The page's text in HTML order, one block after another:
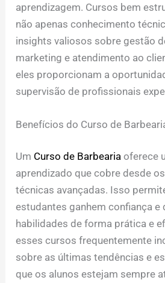
aprendizagem. Cursos bem
não apenas conhecimento
insights valiosos sobre gestão
marketing e atendimento ao
eles proporcionam a
supervisão de profissionais
Benefícios do Curso de
Um Curso de Barbearia oferece
aprendizado que cobre desde
técnicas avançadas. Isso
estudantes ganhem confiança e
habilidades de forma prática e
esses cursos frequentemente
sobre as últimas tendências e
que os alunos estejam sempre